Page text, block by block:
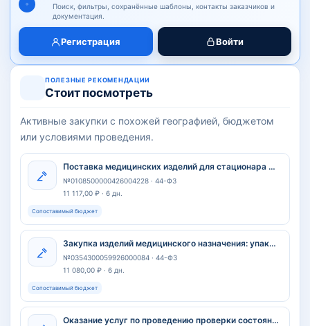
Поиск, фильтры, сохранённые шаблоны, контакты заказчиков и
документация.
Регистрация Войти
ПОЛЕЗНЫЕ РЕКОМЕНДАЦИИ
Стоит посмотреть
Активные закупки с похожей географией, бюджетом
или условиями проведения.
Поставка медицинских изделий для стационара для нужд Государственного бюджетного учреждения Республики Марий Эл «Республиканский кожно-венерологический диспансер»
№0108500000426004228 · 44-ФЗ
11 117,00 ₽ · 6 дн.
Сопоставимый бюджет
Закупка изделий медицинского назначения: упаковка для стерилизации, одноразового использования, индикатор химический/ физический для контроля стерилизации.
№0354300059926000084 · 44-ФЗ
11 080,00 ₽ · 6 дн.
Сопоставимый бюджет
Оказание услуг по проведению проверки состояния огнезащитной обработки (пропитки) деревянных конструкций чердачных помещений